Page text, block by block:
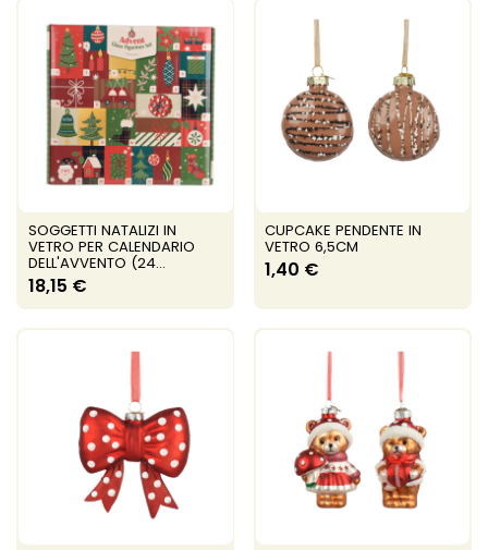
SOGGETTI NATALIZI IN
VETRO PER CALENDARIO
DELL'AVVENTO (24...
18,15 €
CUPCAKE PENDENTE IN
VETRO 6,5CM
1,40 €